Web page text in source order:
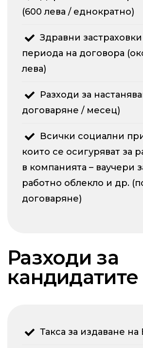
(600 лева / еднократно)
Здравни застраховки
периода на договора
лева)
Разходи за
договаряне / месец)
Всички социални
които се осигуряват за
в компанията – ваучери
работно облекло и др.
договаряне)
Разходи за
кандидатите
Такса за издаване